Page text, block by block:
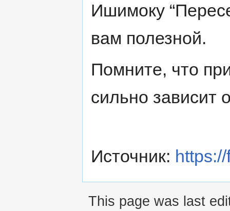
Ишимоку
вам полезной.
Помните, что
сильно зависит
Источник:
This page was last